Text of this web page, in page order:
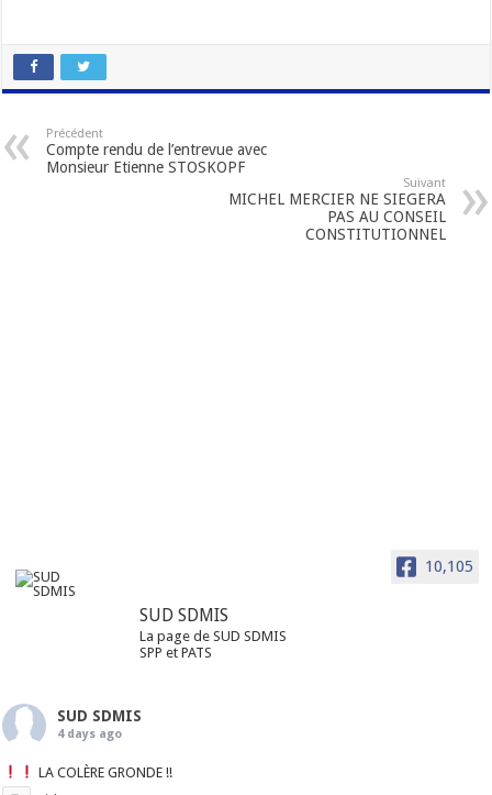
Précédent
Compte rendu de l’entrevue avec
Monsieur Etienne STOSKOPF
Suivant
MICHEL MERCIER NE SIEGERA
PAS AU CONSEIL
CONSTITUTIONNEL
10,105
SUD SDMIS
La page de SUD SDMIS
SPP et PATS
SUD SDMIS
4 days ago
LA COLÈRE GRONDE !!